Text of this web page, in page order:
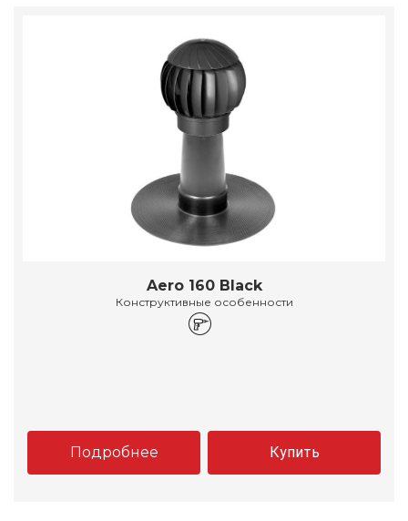
Aero 160 Black
Конструктивные особенности
Подробнее Купить